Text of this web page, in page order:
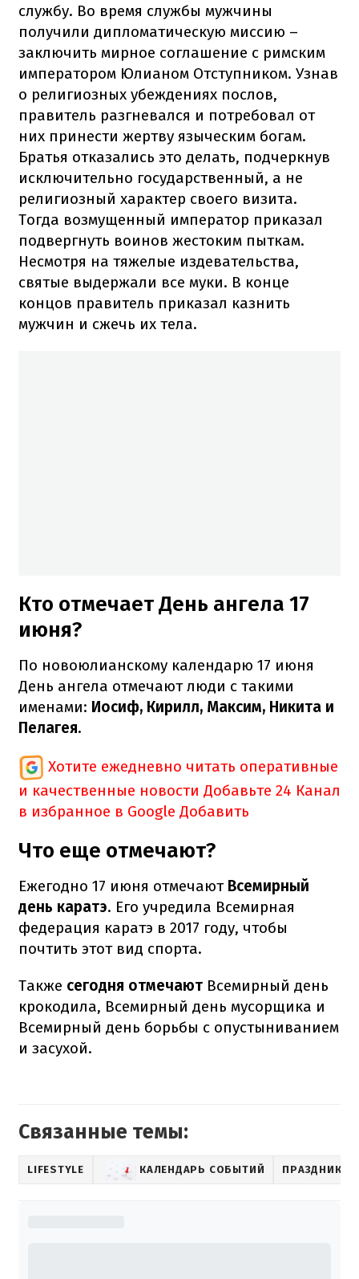
службу. Во время службы мужчины
получили дипломатическую миссию –
заключить мирное соглашение с римским
императором Юлианом Отступником. Узнав
о религиозных убеждениях послов,
правитель разгневался и потребовал от
них принести жертву языческим богам.
Братья отказались это делать, подчеркнув
исключительно государственный, а не
религиозный характер своего визита.
Тогда возмущенный император приказал
подвергнуть воинов жестоким пыткам.
Несмотря на тяжелые издевательства,
святые выдержали все муки. В конце
концов правитель приказал казнить
мужчин и сжечь их тела.
Кто отмечает День ангела 17
июня?
По новоюлианскому календарю 17 июня
День ангела отмечают люди с такими
именами: Иосиф, Кирилл, Максим, Никита и
Пелагея.
Хотите ежедневно читать оперативные
и качественные новости Добавьте 24 Канал
в избранное в Google Добавить
Что еще отмечают?
Ежегодно 17 июня отмечают Всемирный
день каратэ. Его учредила Всемирная
федерация каратэ в 2017 году, чтобы
почтить этот вид спорта.
Также сегодня отмечают Всемирный день
крокодила, Всемирный день мусорщика и
Всемирный день борьбы с опустыниванием
и засухой.
Связанные темы:
LIFESTYLE КАЛЕНДАРЬ СОБЫТИЙ ПРАЗДНИК В